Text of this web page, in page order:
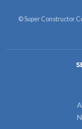
© Super Constructor